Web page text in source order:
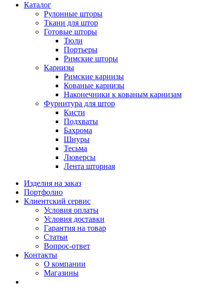
Каталог
Рулонные шторы
Ткани для штор
Готовые шторы
Тюли
Портьеры
Римские шторы
Карнизы
Римские карнизы
Кованые карнизы
Наконечники к кованым карнизам
Фурнитура для штор
Кисти
Подхваты
Бахрома
Шнуры
Тесьма
Люверсы
Лента шторная
Изделия на заказ
Портфолио
Клиентский сервис
Условия оплаты
Условия доставки
Гарантия на товар
Статьи
Вопрос-ответ
Контакты
О компании
Магазины